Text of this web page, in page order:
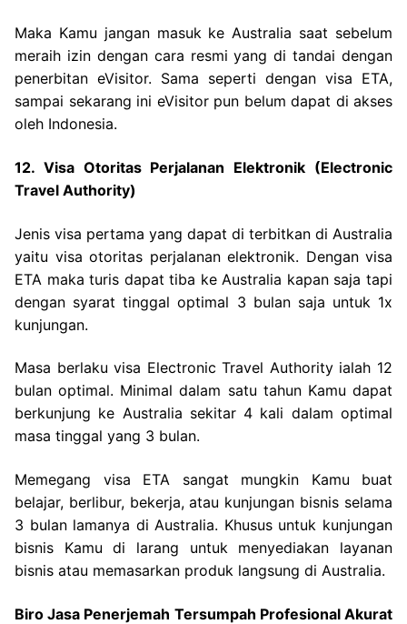
Maka Kamu jangan masuk ke Australia saat sebelum
meraih izin dengan cara resmi yang di tandai dengan
penerbitan eVisitor. Sama seperti dengan visa ETA,
sampai sekarang ini eVisitor pun belum dapat di akses
oleh Indonesia.
12. Visa Otoritas Perjalanan Elektronik (Electronic
Travel Authority)
Jenis visa pertama yang dapat di terbitkan di Australia
yaitu visa otoritas perjalanan elektronik. Dengan visa
ETA maka turis dapat tiba ke Australia kapan saja tapi
dengan syarat tinggal optimal 3 bulan saja untuk 1x
kunjungan.
Masa berlaku visa Electronic Travel Authority ialah 12
bulan optimal. Minimal dalam satu tahun Kamu dapat
berkunjung ke Australia sekitar 4 kali dalam optimal
masa tinggal yang 3 bulan.
Memegang visa ETA sangat mungkin Kamu buat
belajar, berlibur, bekerja, atau kunjungan bisnis selama
3 bulan lamanya di Australia. Khusus untuk kunjungan
bisnis Kamu di larang untuk menyediakan layanan
bisnis atau memasarkan produk langsung di Australia.
Biro Jasa Penerjemah Tersumpah Profesional Akurat